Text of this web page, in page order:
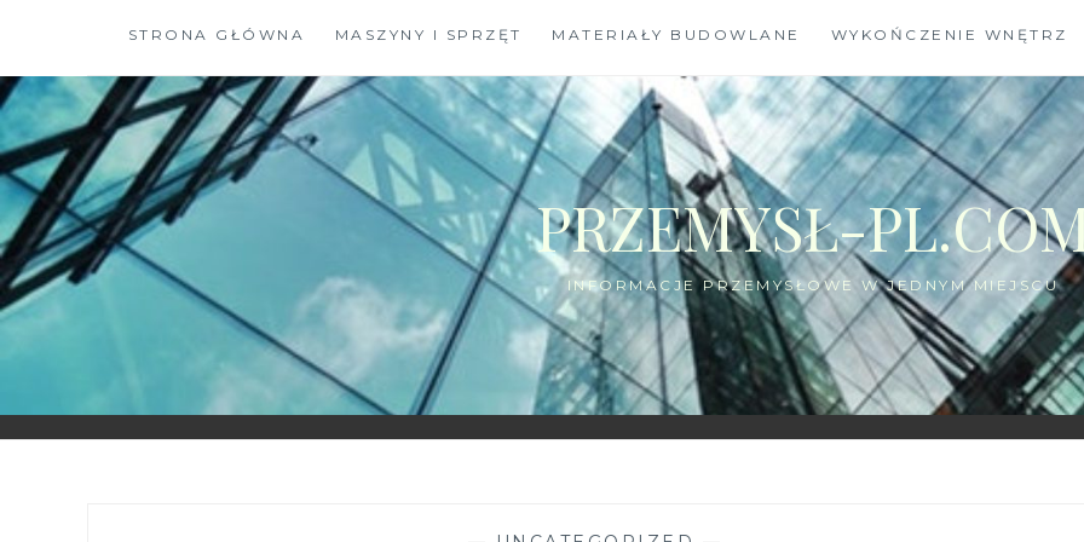
content
STRONA GŁÓWNA MASZYNY I SPRZĘT MATERIAŁY BUDOWLANE WYKOŃCZENIE WNĘTRZ
PRZEMYSŁ-
INFORMACJE PRZEMYSŁOWE W JEDNYM MIEJSCU